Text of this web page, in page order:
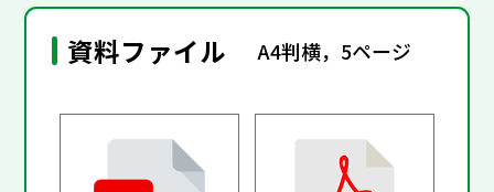
資料ファイル A4判横，5ページ